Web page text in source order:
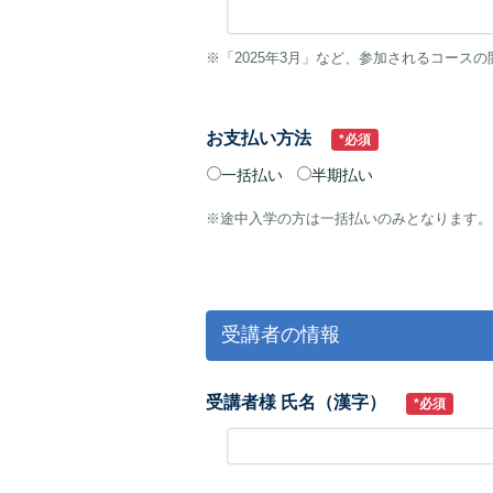
※「2025年3月」など、参加されるコースの
お支払い方法 *必須
一括払い 半期払い
※途中入学の方は一括払いのみとなります。
受講者の情報
受講者様 氏名（漢字） *必須